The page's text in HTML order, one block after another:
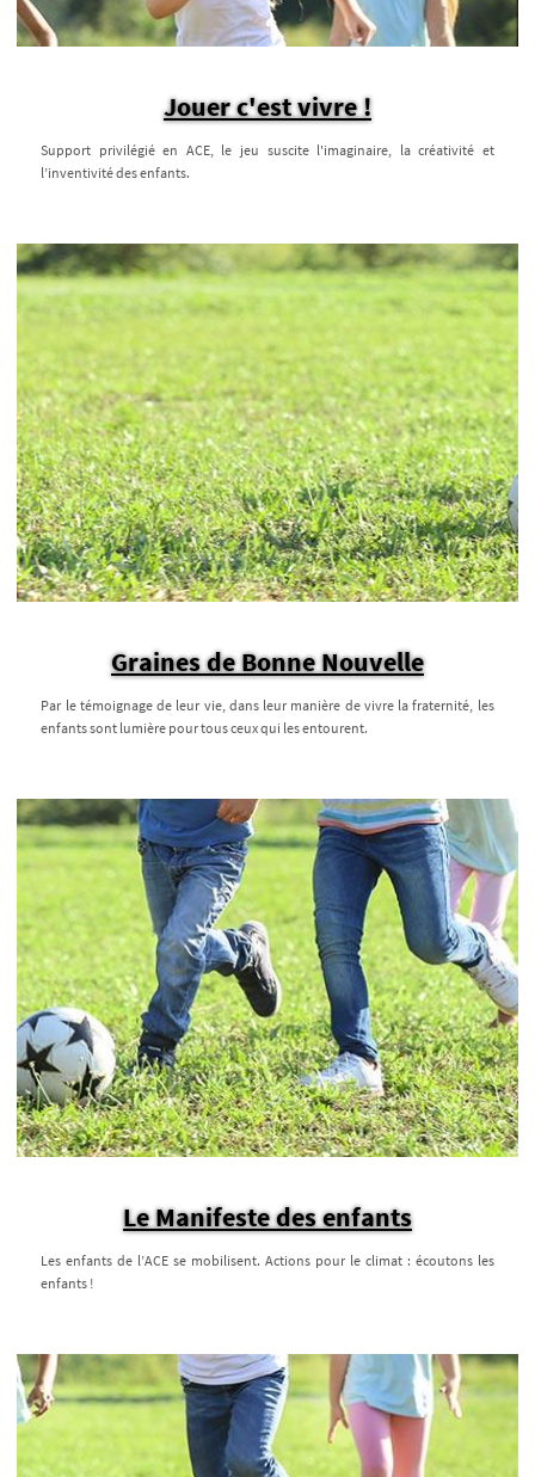
Jouer c'est vivre !
Support privilégié en ACE, le jeu suscite l'imaginaire, la créativité et
l’inventivité des enfants.
Graines de Bonne Nouvelle
Par le témoignage de leur vie, dans leur manière de vivre la fraternité, les
enfants sont lumière pour tous ceux qui les entourent.
Le Manifeste des enfants
Les enfants de l’ACE se mobilisent. Actions pour le climat : écoutons les
enfants !